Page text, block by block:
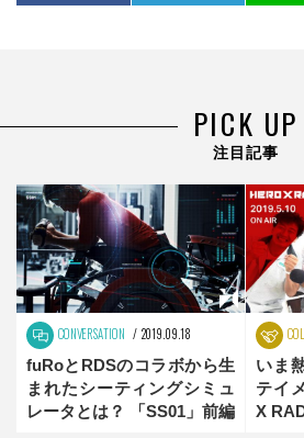
PICK UP
注目記事
CONVERSATION 2019.09.18
fuRoとRDSのコラボから生
まれたシーティングシミュ
レータとは？ 「SS01」前編
いま
テイ
X